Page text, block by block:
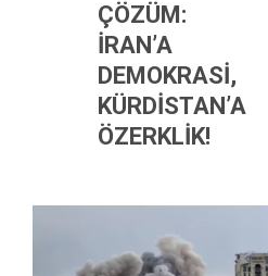
ÇÖZÜM:
İRAN’A
DEMOKRASİ,
KÜRDİSTAN’A
ÖZERKLİK!